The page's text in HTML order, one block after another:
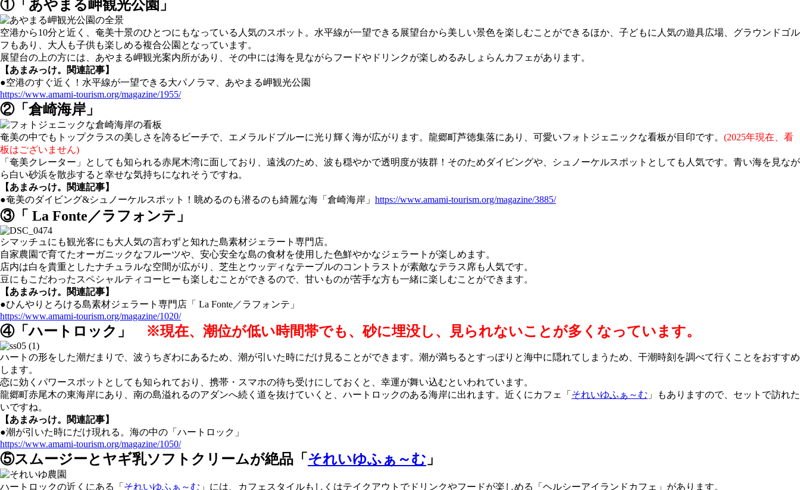
①「あやまる岬観光公園」
空港から10分と近く、奄美十景のひとつにもなっている人気のスポット。水平線が一望できる展望台から美しい景色を楽しむことができるほか、子どもに人気の遊具広場、グラウンドゴル
フもあり、大人も子供も楽しめる複合公園となっています。
展望台の上の方には、あやまる岬観光案内所があり、その中には海を見ながらフードやドリンクが楽しめるみしょらんカフェがあります。
【あまみっけ。関連記事】
●空港のすぐ近く！水平線が一望できる大パノラマ、あやまる岬観光公園
https://www.amami-tourism.org/magazine/1955/
②「倉崎海岸」
奄美の中でもトップクラスの美しさを誇るビーチで、エメラルドブルーに光り輝く海が広がります。龍郷町芦徳集落にあり、可愛いフォトジェニックな看板が目印です。 (2025年現在、看
板はございません)
「奄美クレーター」としても知られる赤尾木湾に面しており、遠浅のため、波も穏やかで透明度が抜群！そのためダイビングや、シュノーケルスポットとしても人気です。青い海を見なが
ら白い砂浜を散歩すると幸せな気持ちになれそうですね。
【あまみっけ。関連記事】
●奄美のダイビング&シュノーケルスポット！眺めるのも潜るのも綺麗な海「倉崎海岸」 https://www.amami-tourism.org/magazine/3885/
③「 La Fonte／ラフォンテ」
シマッチュにも観光客にも大人気の言わずと知れた島素材ジェラート専門店。
自家農園で育てたオーガニックなフルーツや、安心安全な島の食材を使用した色鮮やかなジェラートが楽しめます。
店内は白を貴重としたナチュラルな空間が広がり、芝生とウッディなテーブルのコントラストが素敵なテラス席も人気です。
豆にもこだわったスペシャルティコーヒーも楽しむことができるので、甘いものが苦手な方も一緒に楽しむことができます。
【あまみっけ。関連記事】
●ひんやりとろける島素材ジェラート専門店「 La Fonte／ラフォンテ」
https://www.amami-tourism.org/magazine/1020/
④「ハートロック」 ※現在、潮位が低い時間帯でも、砂に埋没し、見られないことが多くなっています。
ハートの形をした潮だまりで、波うちぎわにあるため、潮が引いた時にだけ見ることができます。潮が満ちるとすっぽりと海中に隠れてしまうため、干潮時刻を調べて行くことをおすすめ
します。
恋に効くパワースポットとしても知られており、携帯・スマホの待ち受けにしておくと、幸運が舞い込むといわれています。
龍郷町赤尾木の東海岸にあり、南の島溢れるのアダンへ続く道を抜けていくと、ハートロックのある海岸に出れます。近くにカフェ「 それいゆふぁ～む 」もありますので、セットで訪れた
いですね。
【あまみっけ。関連記事】
●潮が引いた時にだけ現れる。海の中の「ハートロック」
https://www.amami-tourism.org/magazine/1050/
⑤スムージーとヤギ乳ソフトクリームが絶品「 それいゆふぁ～む 」
ハートロックの近くにある「 それいゆふぁ～む 」には、カフェスタイルもしくはテイクアウトでドリンクやフードが楽しめる「ヘルシーアイランドカフェ」があります。